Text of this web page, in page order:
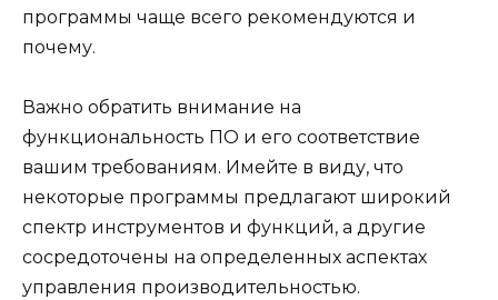
программы чаще всего рекомендуются и
почему.
Важно обратить внимание на
функциональность ПО и его соответствие
вашим требованиям. Имейте в виду, что
некоторые программы предлагают широкий
спектр инструментов и функций, а другие
сосредоточены на определенных аспектах
управления производительностью.